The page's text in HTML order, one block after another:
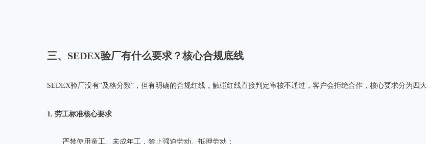
三、SEDEX验厂有什么要求？核心合规底线
SEDEX验厂没有“及格分数”，但有明确的合规红线，触碰红线直接判定审核不通过，客户会拒绝合作，核心要求分为四
1. 劳工标准核心要求
严禁使用童工、未成年工，禁止强迫劳动、抵押劳动；